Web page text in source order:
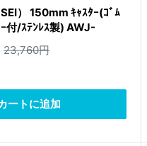
） 150mm ｷｬｽﾀｰ(ｺﾞﾑ
付/ｽﾃﾝﾚｽ製) AWJ-
通
23,760円
ートに追加